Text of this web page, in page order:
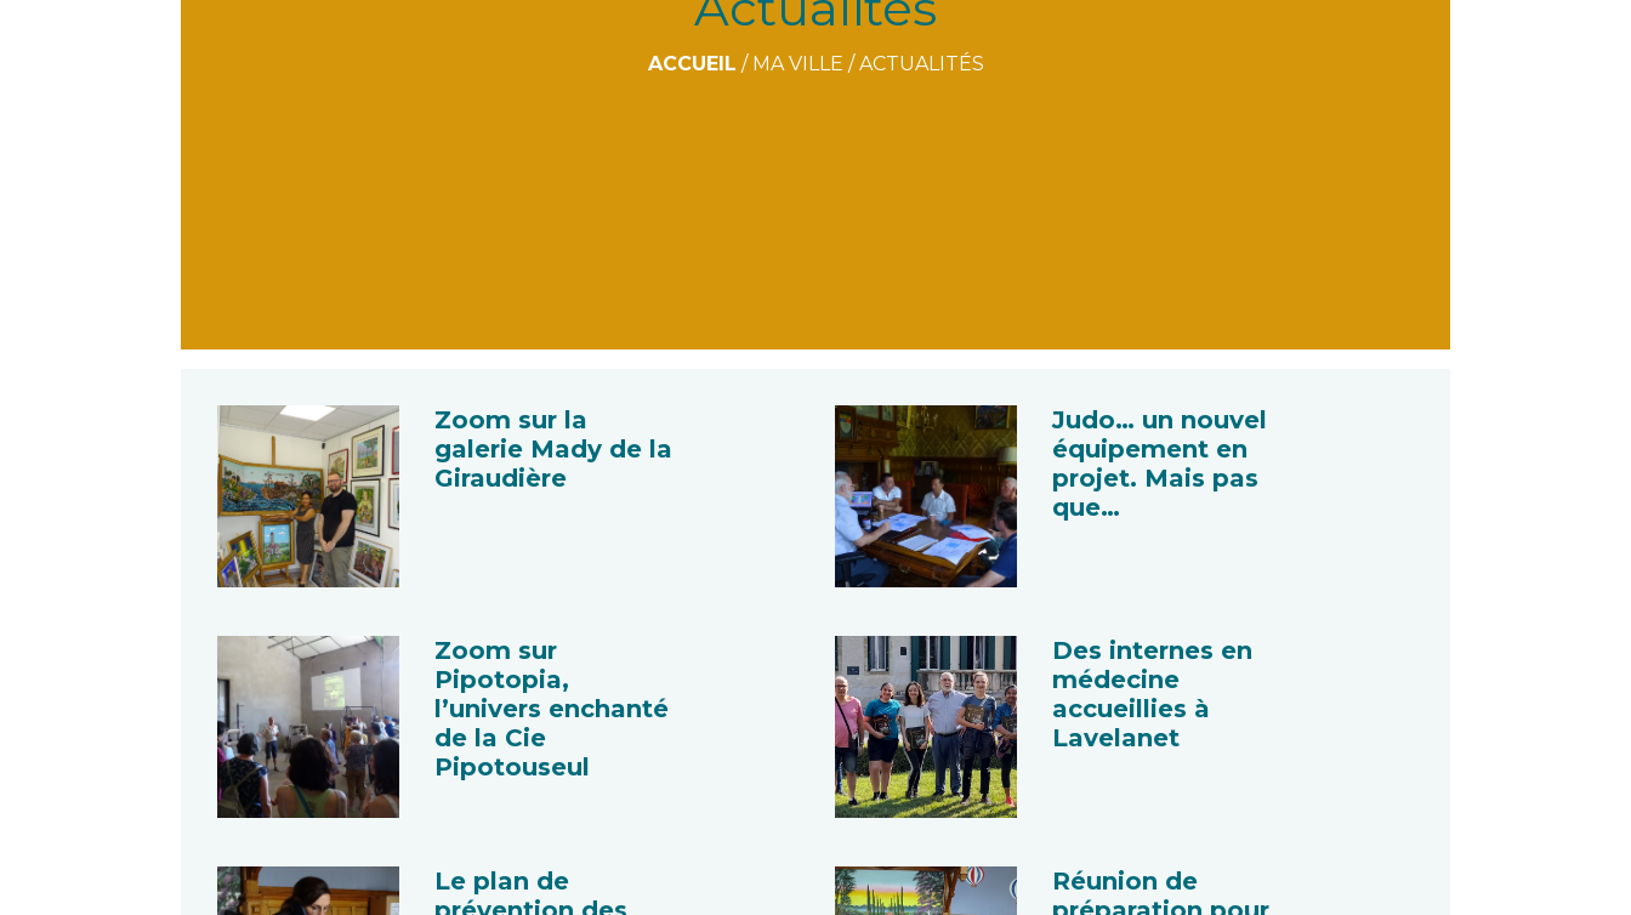
ACCUEIL / MA VILLE /ACTUALITÉS
Zoom sur la
galerie Mady de la
Giraudière
Judo… un nouvel
équipement en
projet. Mais pas
que…
Zoom sur
Pipotopia,
l’univers enchanté
de la Cie
Pipotouseul
Des internes en
médecine
accueillies à
Lavelanet
Le plan de
Réunion de